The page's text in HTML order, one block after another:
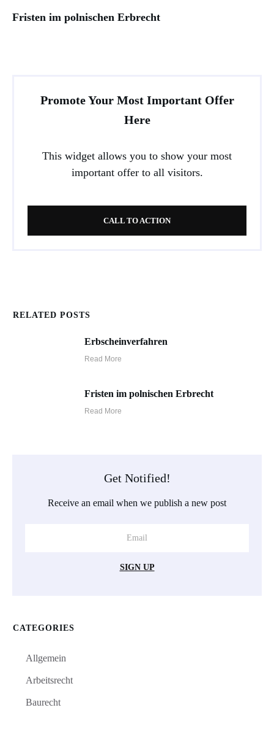
Fristen im polnischen Erbrecht
Promote Your Most Important Offer
Here
This widget allows you to show your most
important offer to all visitors.
CALL TO ACTION
RELATED POSTS
Erbscheinverfahren
Read More
Fristen im polnischen Erbrecht
Read More
Get Notified!
Receive an email when we publish a new post
SIGN UP
CATEGORIES
Allgemein
Arbeitsrecht
Baurecht